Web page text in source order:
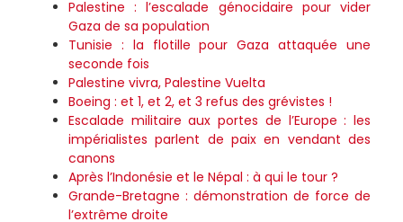
Palestine : l’escalade génocidaire pour vider
Gaza de sa population
Tunisie : la flotille pour Gaza attaquée une
seconde fois
Palestine vivra, Palestine Vuelta
Boeing : et 1, et 2, et 3 refus des grévistes !
Escalade militaire aux portes de l’Europe : les
impérialistes parlent de paix en vendant des
canons
Après l’Indonésie et le Népal : à qui le tour ?
Grande-Bretagne : démonstration de force de
l’extrême droite